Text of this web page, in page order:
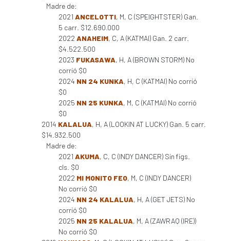
Madre de:
2021 ANCELOTTI, M, C (SPEIGHTSTER) Gan.
5 carr. $12.690.000
2022 ANAHEIM, C, A (KATMAI) Gan. 2 carr.
$4.522.500
2023 FUKASAWA, H, A (BROWN STORM) No
corrió $0
2024 NN 24 KUNKA, H, C (KATMAI) No corrió
$0
2025 NN 25 KUNKA, M, C (KATMAI) No corrió
$0
2014 KALALUA, H, A (LOOKIN AT LUCKY) Gan. 5 carr.
$14.932.500
Madre de:
2021 AKUMA, C, C (INDY DANCER) Sin figs.
cls. $0
2022 MI MONITO FEO, M, C (INDY DANCER)
No corrió $0
2024 NN 24 KALALUA, H, A (GET JETS) No
corrió $0
2025 NN 25 KALALUA, M, A (ZAWRAQ (IRE))
No corrió $0